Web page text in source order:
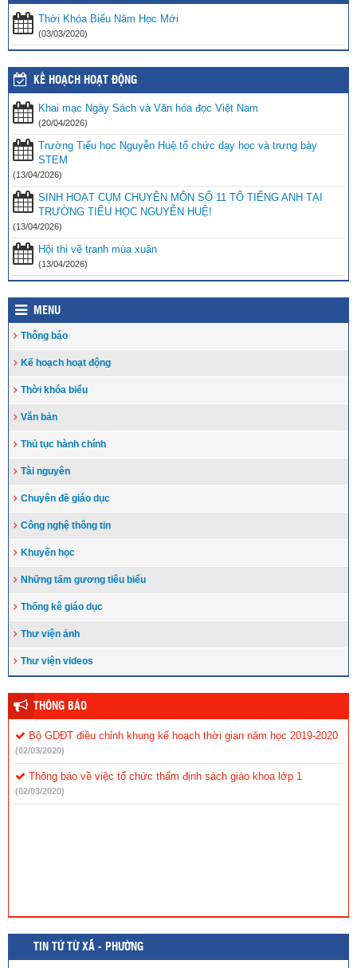
Thời Khóa Biểu Năm Học Mới
(03/03/2020)
KẾ HOẠCH HOẠT ĐỘNG
Khai mạc Ngày Sách và Văn hóa đọc Việt Nam
(20/04/2026)
Trường Tiểu học Nguyễn Huệ tổ chức dạy học và trưng bày
STEM
(13/04/2026)
SINH HOẠT CỤM CHUYÊN MÔN SỐ 11 TỔ TIẾNG ANH TẠI
TRƯỜNG TIỂU HỌC NGUYỄN HUỆ!
(13/04/2026)
Hội thi vẽ tranh mùa xuân
(13/04/2026)
MENU
Thông báo
Kế hoạch hoạt động
Thời khóa biểu
Văn bản
Thủ tục hành chính
Tài nguyên
Chuyên đề giáo dục
Công nghệ thông tin
Khuyến học
Những tấm gương tiêu biểu
Thống kê giáo dục
Thư viện ảnh
Thư viện videos
THÔNG BÁO
Bộ GDĐT điều chỉnh khung kế hoạch thời gian năm học 2019-2020
(02/03/2020)
Thông báo về việc tổ chức thẩm định sách giáo khoa lớp 1
(02/03/2020)
TIN TỨ TỪ XÃ - PHƯỜNG